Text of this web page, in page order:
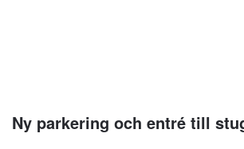
Ny parkering och entré till